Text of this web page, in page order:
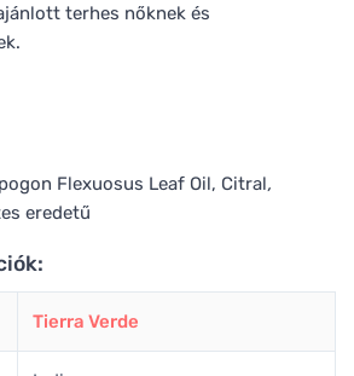
terhes nőknek és
Flexuosus Leaf Oil, Citral,
eredetű
Tierra Verde